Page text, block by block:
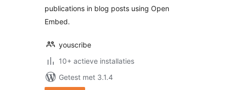
publications in blog posts using Open
Embed.
youscribe
10+ actieve installaties
Getest met 3.1.4